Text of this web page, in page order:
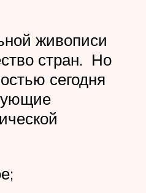
живописи
стран. Но
сегодня